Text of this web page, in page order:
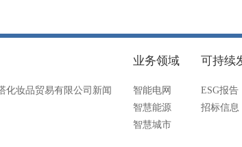
化妆品贸易有限公司新闻
业务领域
智能电网
智慧能源
智慧城市
可持续
ESG报告
招标信息